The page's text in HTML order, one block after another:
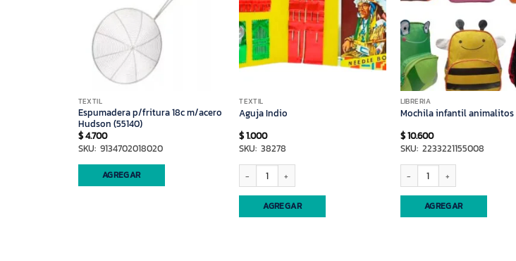
TEXTIL
Espumadera p/fritura 18c m/acero
Hudson (55140)
$4.700
SKU: 9134702018020
AGREGAR
TEXTIL
Aguja Indio
$1.000
SKU: 38278
Aguja Indio cantidad
AGREGAR
LIBRERIA
Mochila infantil animalitos
$10.600
SKU: 2233221155008
Mochila infantil animalitos cantidad
AGREGAR